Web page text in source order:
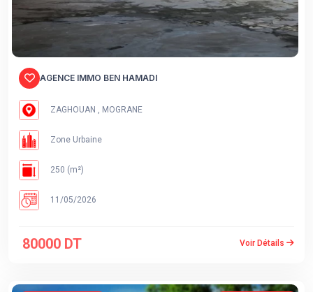
AGENCE IMMO BEN HAMADI
ZAGHOUAN , MOGRANE
Zone Urbaine
250 (m²)
11/05/2026
80000 DT Voir Détails